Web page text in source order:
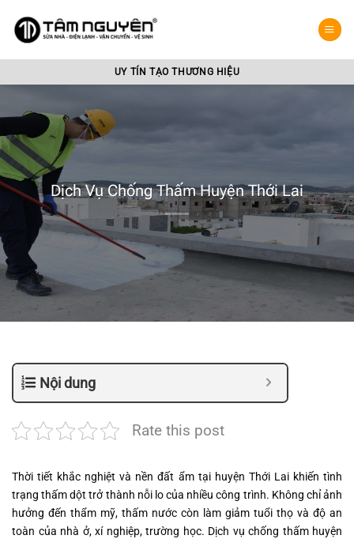
qua
dung
UY TÍN TẠO THƯƠNG HIỆU
Dịch Vụ Chống Thấm Huyện Thới Lai
Nội dung
Rate this post
Thời tiết khắc nghiệt và nền đất ẩm tại huyện Thới Lai khiến tình
trạng thấm dột trở thành nỗi lo của nhiều công trình. Không chỉ ảnh
hưởng đến thẩm mỹ, thấm nước còn làm giảm tuổi thọ và độ an
toàn của nhà ở, xí nghiệp, trường học. Dịch vụ chống thấm huyện